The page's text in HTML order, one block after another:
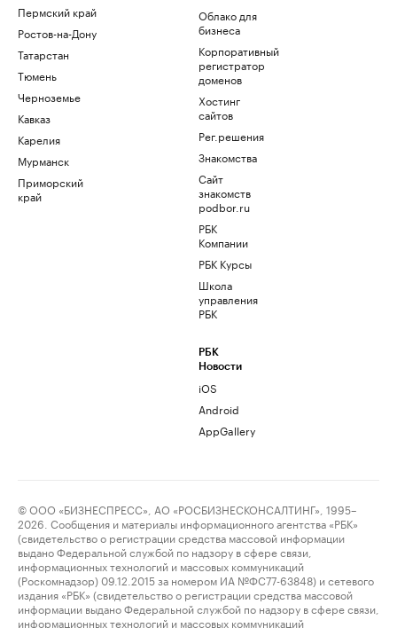
Пермский край
Ростов-на-Дону
Татарстан
Тюмень
Черноземье
Кавказ
Карелия
Мурманск
Приморский
край
Облако для
бизнеса
Корпоративный
регистратор
доменов
Хостинг
сайтов
Рег.решения
Знакомства
Сайт
знакомств
podbor.ru
РБК
Компании
РБК Курсы
Школа
управления
РБК
РБК
Новости
iOS
Android
AppGallery
© ООО «БИЗНЕСПРЕСС», АО «РОСБИЗНЕСКОНСАЛТИНГ», 1995–
2026. Сообщения и материалы информационного агентства «РБК»
(свидетельство о регистрации средства массовой информации
выдано Федеральной службой по надзору в сфере связи,
информационных технологий и массовых коммуникаций
(Роскомнадзор) 09.12.2015 за номером ИА №ФС77-63848) и сетевого
издания «РБК» (свидетельство о регистрации средства массовой
информации выдано Федеральной службой по надзору в сфере связи,
информационных технологий и массовых коммуникаций